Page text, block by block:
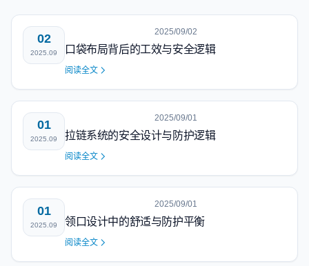
02
2025.09
2025/09/02
口袋布局背后的工效与安全逻辑
阅读全文
01
2025.09
2025/09/01
拉链系统的安全设计与防护逻辑
阅读全文
01
2025.09
2025/09/01
领口设计中的舒适与防护平衡
阅读全文